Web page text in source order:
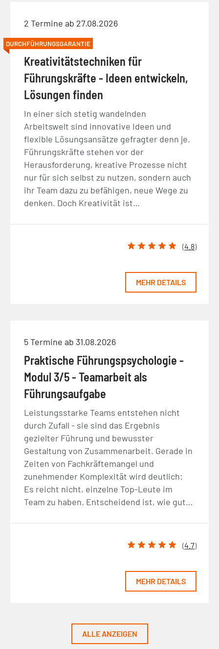
2 Termine ab 27.08.2026
DURCHFÜHRUNGSGARANTIE
Kreativitätstechniken für
Führungskräfte - Ideen entwickeln,
Lösungen finden
In einer sich stetig wandelnden
Arbeitswelt sind innovative Ideen und
flexible Lösungsansätze gefragter denn je.
Führungskräfte stehen vor der
Herausforderung, kreative Prozesse nicht
nur für sich selbst zu nutzen, sondern auch
ihr Team dazu zu befähigen, neue Wege zu
denken. Doch Kreativität ist…
(4.8)
MEHR DETAILS
5 Termine ab 31.08.2026
Praktische Führungspsychologie -
Modul 3/5 - Teamarbeit als
Führungsaufgabe
Leistungsstarke Teams entstehen nicht
durch Zufall - sie sind das Ergebnis
gezielter Führung und bewusster
Gestaltung von Zusammenarbeit. Gerade in
Zeiten von Fachkräftemangel und
zunehmender Komplexität wird deutlich:
Es reicht nicht, einzelne Top-Leute im
Team zu haben. Entscheidend ist, wie gut…
(4.7)
MEHR DETAILS
ALLE ANZEIGEN